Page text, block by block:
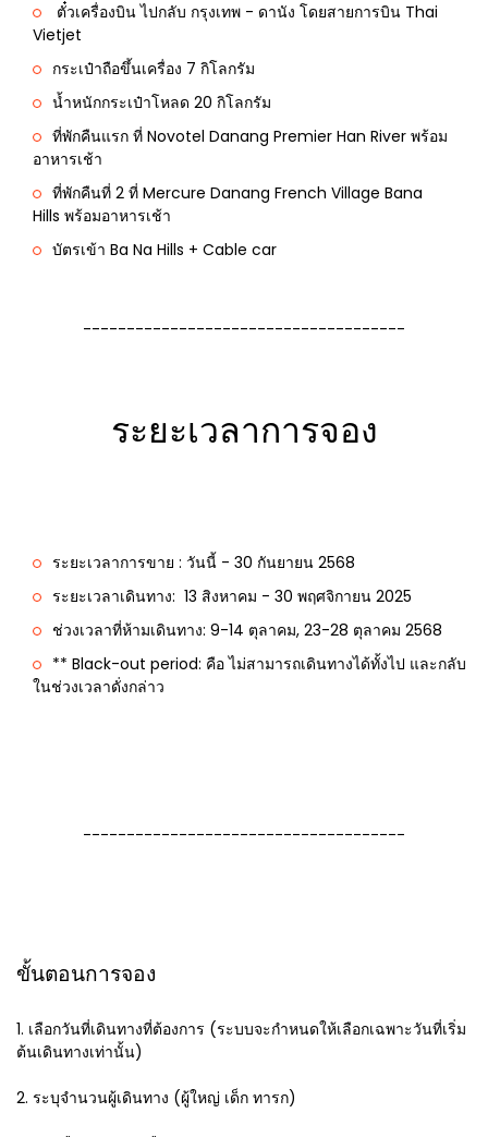
ตั๋วเครื่องบิน ไปกลับ กรุงเทพ - ดานัง โดยสายการบิน Thai
Vietjet
กระเป๋าถือขึ้นเครื่อง 7 กิโลกรัม
น้ำหนักกระเป๋าโหลด 20 กิโลกรัม
ที่พักคืนแรก ที่ Novotel Danang Premier Han River พร้อม
อาหารเช้า
ที่พักคืนที่ 2 ที่ Mercure Danang French Village Bana
Hills พร้อมอาหารเช้า
บัตรเข้า Ba Na Hills + Cable car
-------------------------------------
ระยะเวลาการจอง
ระยะเวลาการขาย : วันนี้ - 30 กันยายน 2568
ระยะเวลาเดินทาง: 13 สิงหาคม - 30 พฤศจิกายน 2025
ช่วงเวลาที่ห้ามเดินทาง: 9-14 ตุลาคม, 23-28 ตุลาคม 2568
** Black-out period: คือ ไม่สามารถเดินทางได้ทั้งไป และกลับ
ในช่วงเวลาดั่งกล่าว
-------------------------------------
ขั้นตอนการจอง
1. เลือกวันที่เดินทางที่ต้องการ (ระบบจะกำหนดให้เลือกเฉพาะวันที่เริ่ม
ต้นเดินทางเท่านั้น)
2. ระบุจำนวนผู้เดินทาง (ผู้ใหญ่ เด็ก ทารก)